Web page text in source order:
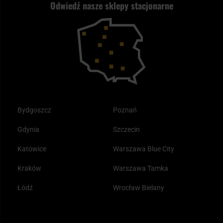
Reklamacje i gwarancja
Odwiedź nasze sklepy stacjonarne
Bydgoszcz
Gdynia
Katowice
Kraków
Łódź
Poznań
Szczecin
Warszawa Blue City
Warszawa Tamka
Wrocław Bielany
Kupony i kody rabatowe
Plecak ewakuacyjny preppersa
Samoobrona